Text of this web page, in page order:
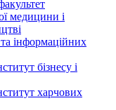
медицини і
інформаційних
бізнесу і
харчових